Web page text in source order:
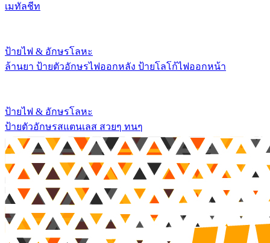
เมทัลชีท
ป้ายไฟ & อักษรโลหะ
ล้านยา ป้ายตัวอักษรไฟออกหลัง ป้ายโลโก้ไฟออกหน้า
ป้ายไฟ & อักษรโลหะ
ป้ายตัวอักษรสแตนเลส สวยๆ ทนๆ